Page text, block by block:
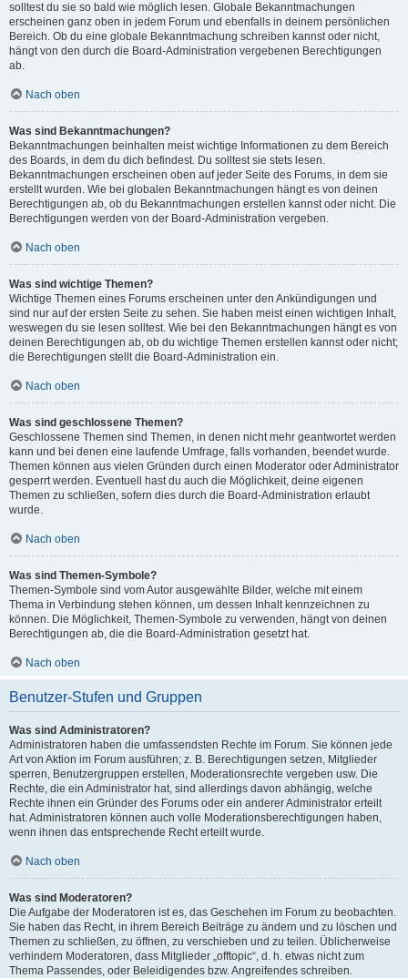
solltest du sie so bald wie möglich lesen. Globale Bekanntmachungen
erscheinen ganz oben in jedem Forum und ebenfalls in deinem persönlichen
Bereich. Ob du eine globale Bekanntmachung schreiben kannst oder nicht,
hängt von den durch die Board-Administration vergebenen Berechtigungen
ab.
Nach oben
Was sind Bekanntmachungen?
Bekanntmachungen beinhalten meist wichtige Informationen zu dem Bereich
des Boards, in dem du dich befindest. Du solltest sie stets lesen.
Bekanntmachungen erscheinen oben auf jeder Seite des Forums, in dem sie
erstellt wurden. Wie bei globalen Bekanntmachungen hängt es von deinen
Berechtigungen ab, ob du Bekanntmachungen erstellen kannst oder nicht. Die
Berechtigungen werden von der Board-Administration vergeben.
Nach oben
Was sind wichtige Themen?
Wichtige Themen eines Forums erscheinen unter den Ankündigungen und
sind nur auf der ersten Seite zu sehen. Sie haben meist einen wichtigen Inhalt,
weswegen du sie lesen solltest. Wie bei den Bekanntmachungen hängt es von
deinen Berechtigungen ab, ob du wichtige Themen erstellen kannst oder nicht;
die Berechtigungen stellt die Board-Administration ein.
Nach oben
Was sind geschlossene Themen?
Geschlossene Themen sind Themen, in denen nicht mehr geantwortet werden
kann und bei denen eine laufende Umfrage, falls vorhanden, beendet wurde.
Themen können aus vielen Gründen durch einen Moderator oder Administrator
gesperrt werden. Eventuell hast du auch die Möglichkeit, deine eigenen
Themen zu schließen, sofern dies durch die Board-Administration erlaubt
wurde.
Nach oben
Was sind Themen-Symbole?
Themen-Symbole sind vom Autor ausgewählte Bilder, welche mit einem
Thema in Verbindung stehen können, um dessen Inhalt kennzeichnen zu
können. Die Möglichkeit, Themen-Symbole zu verwenden, hängt von deinen
Berechtigungen ab, die die Board-Administration gesetzt hat.
Nach oben
Benutzer-Stufen und Gruppen
Was sind Administratoren?
Administratoren haben die umfassendsten Rechte im Forum. Sie können jede
Art von Aktion im Forum ausführen; z. B. Berechtigungen setzen, Mitglieder
sperren, Benutzergruppen erstellen, Moderationsrechte vergeben usw. Die
Rechte, die ein Administrator hat, sind allerdings davon abhängig, welche
Rechte ihnen ein Gründer des Forums oder ein anderer Administrator erteilt
hat. Administratoren können auch volle Moderationsberechtigungen haben,
wenn ihnen das entsprechende Recht erteilt wurde.
Nach oben
Was sind Moderatoren?
Die Aufgabe der Moderatoren ist es, das Geschehen im Forum zu beobachten.
Sie haben das Recht, in ihrem Bereich Beiträge zu ändern und zu löschen und
Themen zu schließen, zu öffnen, zu verschieben und zu teilen. Üblicherweise
verhindern Moderatoren, dass Mitglieder „offtopic“, d. h. etwas nicht zum
Thema Passendes, oder Beleidigendes bzw. Angreifendes schreiben.